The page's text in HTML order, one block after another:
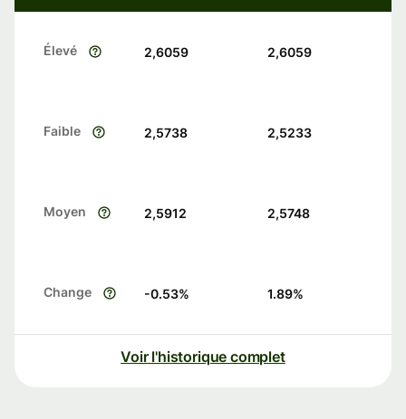
Élevé 2,6059 2,6059
Faible 2,5738 2,5233
Moyen 2,5912 2,5748
Change -0.53% 1.89%
Voir l'historique complet